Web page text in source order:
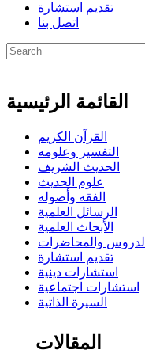
تقديم استشارة
اتصل بنا
القائمة الرئيسية
القرآن الكريم
التفسير وعلومه
الحديث الشريف
علوم الحديث
الفقه وأصوله
الرسائل العلمية
الأبحاث العلمية
الدروس والمحاضرات
تقديم استشارة
استشارات دينية
استشارات اجتماعية
السيرة الذاتية
المقالات